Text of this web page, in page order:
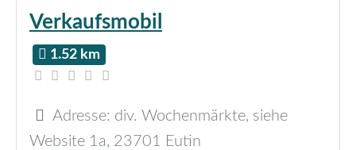
Verkaufsmobil
1.52 km
Adresse: div. Wochenmärkte, siehe
Website 1a, 23701 Eutin